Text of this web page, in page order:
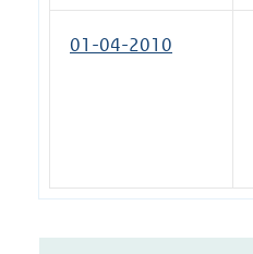
01-04-2010